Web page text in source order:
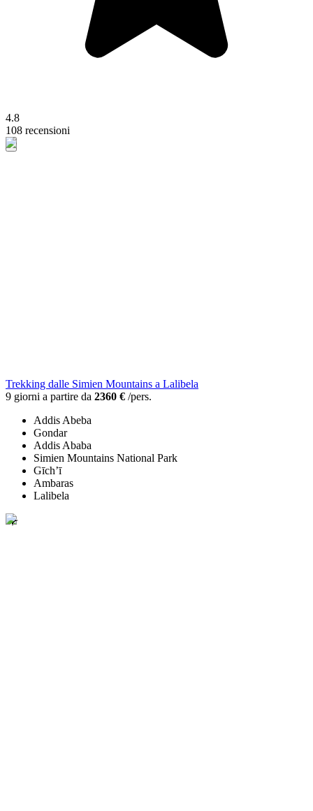
4.8
108 recensioni
Trekking dalle Simien Mountains a Lalibela
9 giorni a partire da 2360 € /pers.
Addis Abeba
Gondar
Addis Ababa
Simien Mountains National Park
Gīch’ī
Ambaras
Lalibela